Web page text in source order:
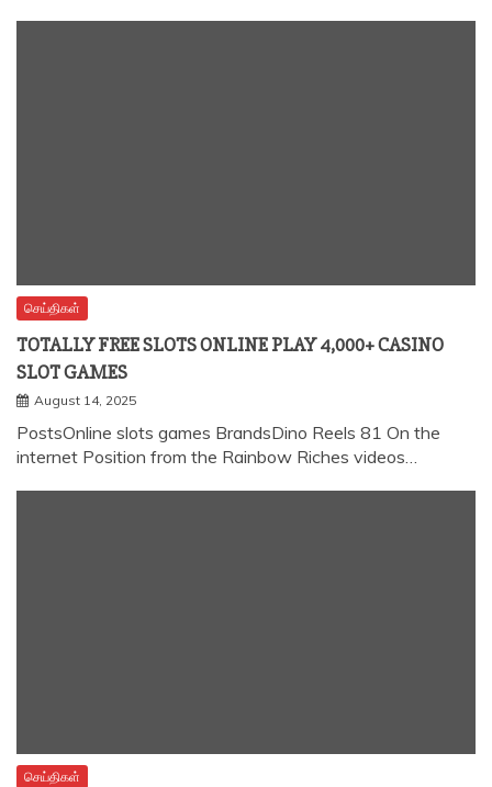
செய்திகள்
TOTALLY FREE SLOTS ONLINE PLAY 4,000+ CASINO
SLOT GAMES
August 14, 2025
PostsOnline slots games BrandsDino Reels 81 On the
internet Position from the Rainbow Riches videos…
செய்திகள்